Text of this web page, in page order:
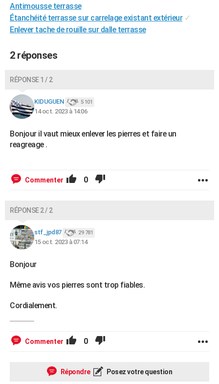
Antimousse terrasse
Étanchéité terrasse sur carrelage existant extérieur ✓
Enlever tache de rouille sur dalle terrasse
2 réponses
RÉPONSE 1 / 2
KIDUGUEN 5 101
14 oct. 2023 à 14:06
Bonjour il vaut mieux enlever les pierres et faire un
reagreage .
Commenter 0
RÉPONSE 2 / 2
stf_jpd87 29 781
15 oct. 2023 à 07:14
Bonjour
Même avis vos pierres sont trop fiables.
Cordialement.
Commenter 0
Répondre Posez votre question